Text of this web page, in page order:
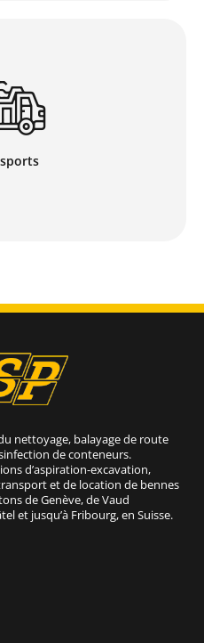
de vos chantiers,
matériaux (terre, gravier,
Nous adaptons la
vos besoins, dans toute la
nettoyage, balayage de route
de conteneurs.
d’aspiration-excavation,
et de location de bennes
de Genève, de Vaud
et jusqu’à Fribourg, en Suisse.